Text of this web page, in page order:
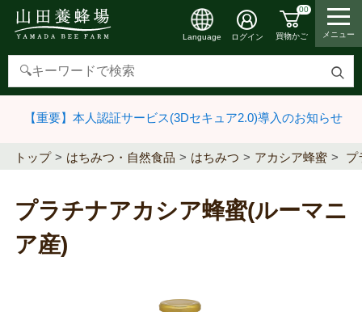
検
す
Language ログイン
00
買物かご メニュー
【重要】本人認証サービス(3Dセキュア2.0)導入のお知らせ
トップ はちみつ・自然食品 はちみつ アカシア蜂蜜 プ
プラチナアカシア蜂蜜(ルーマニ
ア産)